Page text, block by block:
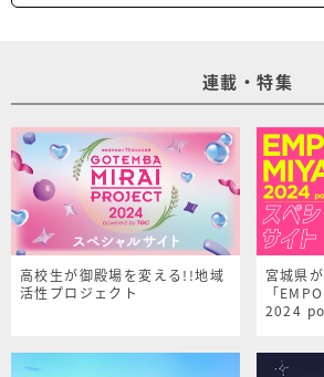
連載・特集
高校生が御殿場を変える!!地域
活性プロジェクト
宮城県
「
2024